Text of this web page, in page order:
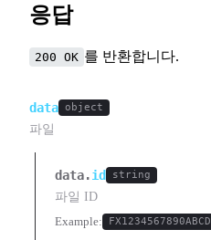
응답
200 OK 를 반환합니다.
data object
파일
data.id string
파일 ID
Example:
FX1234567890ABCD